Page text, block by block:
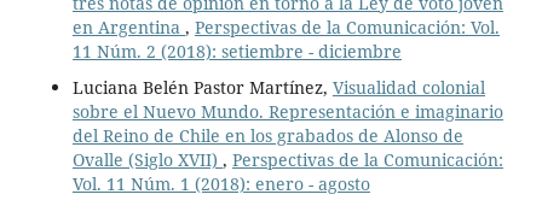
en Argentina , Perspectivas de la Comunicación: Vol.
11 Núm. 2 (2018): setiembre - diciembre
Luciana Belén Pastor Martínez, Visualidad colonial
sobre el Nuevo Mundo. Representación e imaginario
del Reino de Chile en los grabados de Alonso de
Ovalle (Siglo XVII) , Perspectivas de la Comunicación:
Vol. 11 Núm. 1 (2018): enero - agosto